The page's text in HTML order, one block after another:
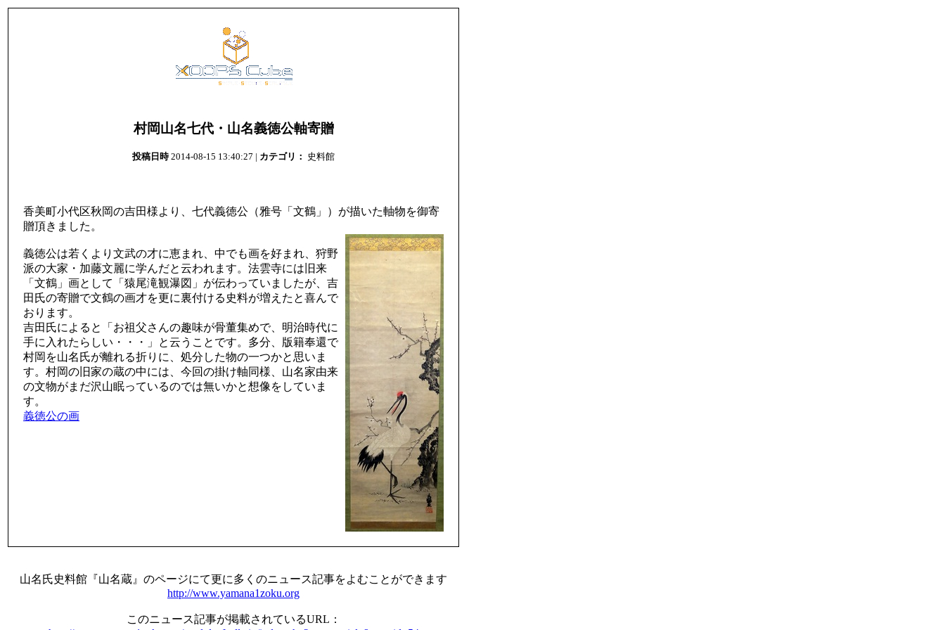
村岡山名七代・山名義徳公軸寄贈
投稿日時2014-08-15 13:40:27 | カテゴリ： 史料館
香美町小代区秋岡の吉田様より、七代義徳公（雅号「文鶴」）が描いた軸物を御寄
贈頂きました。
義徳公は若くより文武の才に恵まれ、中でも画を好まれ、狩野
派の大家・加藤文麗に学んだと云われます。法雲寺には旧来
「文鶴」画として「猿尾滝観瀑図」が伝わっていましたが、吉
田氏の寄贈で文鶴の画才を更に裏付ける史料が増えたと喜んで
おります。
吉田氏によると「お祖父さんの趣味が骨董集めで、明治時代に
手に入れたらしい・・・」と云うことです。多分、版籍奉還で
村岡を山名氏が離れる折りに、処分した物の一つかと思いま
す。村岡の旧家の蔵の中には、今回の掛け軸同様、山名家由来
の文物がまだ沢山眠っているのでは無いかと想像をしていま
す。
義徳公の画
山名氏史料館『山名蔵』のページにて更に多くのニュース記事をよむことができます
http://www.yamana1zoku.org
このニュース記事が掲載されているURL：